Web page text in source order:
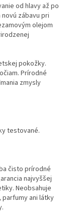
od hlavy až po
zábavu pri
olejom
pokožky.
Prírodné
zmysly
testované.
čisto prírodné
najvyššej
Neobsahuje
ani látky